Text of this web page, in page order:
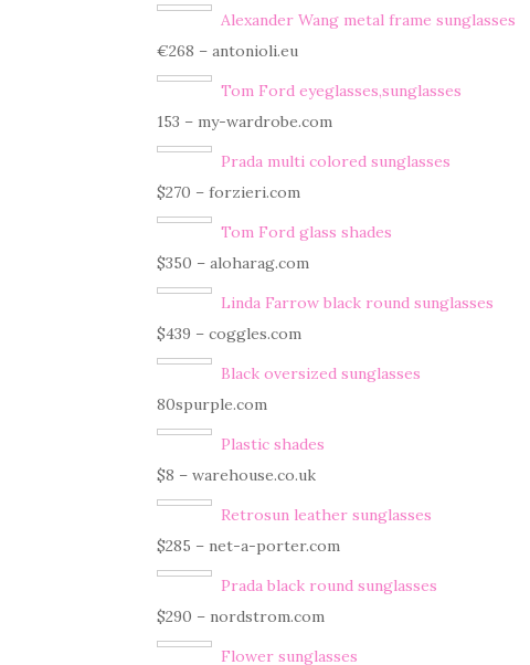
Alexander Wang metal frame sunglasses
€268 – antonioli.eu
Tom Ford eyeglasses,sunglasses
153 – my-wardrobe.com
Prada multi colored sunglasses
$270 – forzieri.com
Tom Ford glass shades
$350 – aloharag.com
Linda Farrow black round sunglasses
$439 – coggles.com
Black oversized sunglasses
80spurple.com
Plastic shades
$8 – warehouse.co.uk
Retrosun leather sunglasses
$285 – net-a-porter.com
Prada black round sunglasses
$290 – nordstrom.com
Flower sunglasses